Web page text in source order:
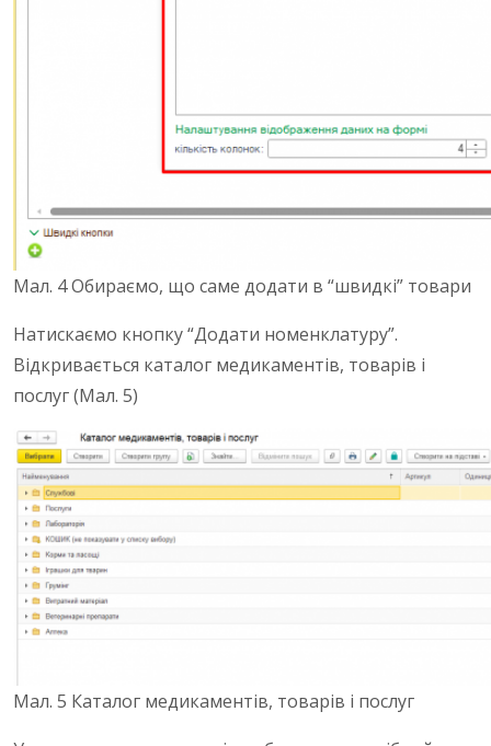
Мал. 4 Обираємо, що саме додати в “швидкі” товари
Натискаємо кнопку “Додати номенклатуру”.
Відкривається каталог медикаментів, товарів і
послуг (Мал. 5)
Мал. 5 Каталог медикаментів, товарів і послуг